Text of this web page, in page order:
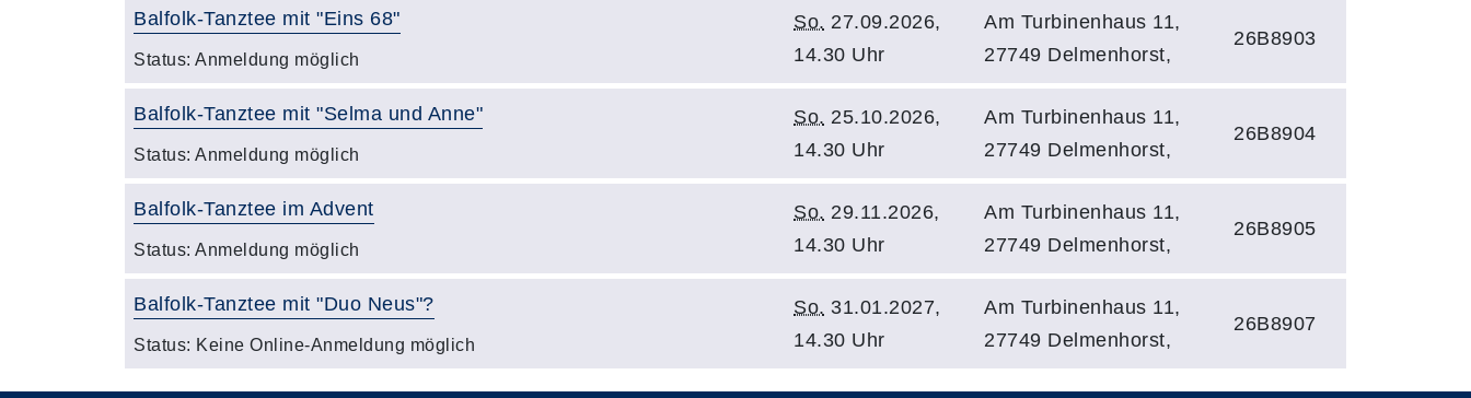
Balfolk-Tanztee mit "Eins 68"
Status: Anmeldung möglich
So. 27.09.2026,
14.30 Uhr
Am Turbinenhaus 11,
27749 Delmenhorst,
26B8903
Balfolk-Tanztee mit "Selma und Anne"
Status: Anmeldung möglich
So. 25.10.2026,
14.30 Uhr
Am Turbinenhaus 11,
27749 Delmenhorst,
26B8904
Balfolk-Tanztee im Advent
Status: Anmeldung möglich
So. 29.11.2026,
14.30 Uhr
Am Turbinenhaus 11,
27749 Delmenhorst,
26B8905
Balfolk-Tanztee mit "Duo Neus"?
Status: Keine Online-Anmeldung möglich
So. 31.01.2027,
14.30 Uhr
Am Turbinenhaus 11,
27749 Delmenhorst,
26B8907